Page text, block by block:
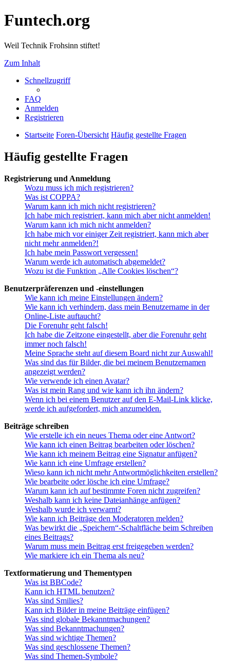
Funtech.org
Weil Technik Frohsinn stiftet!
Zum Inhalt
Schnellzugriff
FAQ
Anmelden
Registrieren
Startseite Foren-Übersicht Häufig gestellte Fragen
Häufig gestellte Fragen
Registrierung und Anmeldung
Wozu muss ich mich registrieren?
Was ist COPPA?
Warum kann ich mich nicht registrieren?
Ich habe mich registriert, kann mich aber nicht anmelden!
Warum kann ich mich nicht anmelden?
Ich habe mich vor einiger Zeit registriert, kann mich aber
nicht mehr anmelden?!
Ich habe mein Passwort vergessen!
Warum werde ich automatisch abgemeldet?
Wozu ist die Funktion „Alle Cookies löschen“?
Benutzerpräferenzen und -einstellungen
Wie kann ich meine Einstellungen ändern?
Wie kann ich verhindern, dass mein Benutzername in der
Online-Liste auftaucht?
Die Forenuhr geht falsch!
Ich habe die Zeitzone eingestellt, aber die Forenuhr geht
immer noch falsch!
Meine Sprache steht auf diesem Board nicht zur Auswahl!
Was sind das für Bilder, die bei meinem Benutzernamen
angezeigt werden?
Wie verwende ich einen Avatar?
Was ist mein Rang und wie kann ich ihn ändern?
Wenn ich bei einem Benutzer auf den E-Mail-Link klicke,
werde ich aufgefordert, mich anzumelden.
Beiträge schreiben
Wie erstelle ich ein neues Thema oder eine Antwort?
Wie kann ich einen Beitrag bearbeiten oder löschen?
Wie kann ich meinem Beitrag eine Signatur anfügen?
Wie kann ich eine Umfrage erstellen?
Wieso kann ich nicht mehr Antwortmöglichkeiten erstellen?
Wie bearbeite oder lösche ich eine Umfrage?
Warum kann ich auf bestimmte Foren nicht zugreifen?
Weshalb kann ich keine Dateianhänge anfügen?
Weshalb wurde ich verwarnt?
Wie kann ich Beiträge den Moderatoren melden?
Was bewirkt die „Speichern“-Schaltfläche beim Schreiben
eines Beitrags?
Warum muss mein Beitrag erst freigegeben werden?
Wie markiere ich ein Thema als neu?
Textformatierung und Thementypen
Was ist BBCode?
Kann ich HTML benutzen?
Was sind Smilies?
Kann ich Bilder in meine Beiträge einfügen?
Was sind globale Bekanntmachungen?
Was sind Bekanntmachungen?
Was sind wichtige Themen?
Was sind geschlossene Themen?
Was sind Themen-Symbole?